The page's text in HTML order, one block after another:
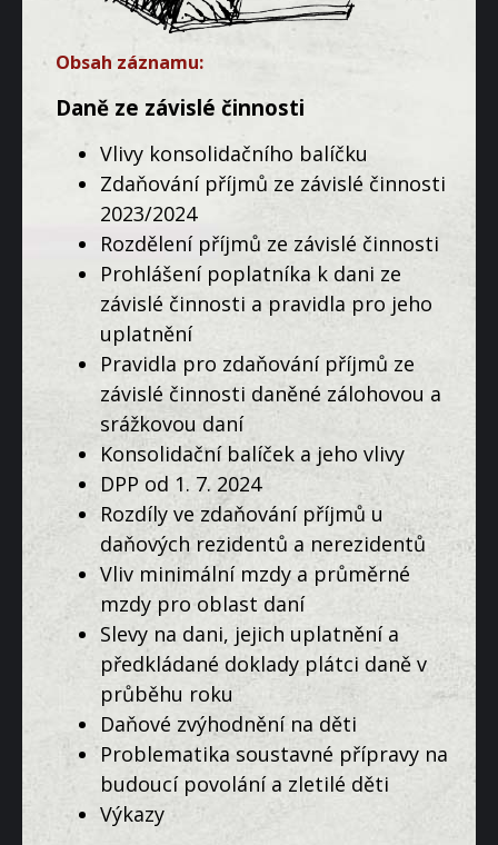
Obsah záznamu:
Daně ze závislé činnosti
Vlivy konsolidačního balíčku
Zdaňování příjmů ze závislé činnosti
2023/2024
Rozdělení příjmů ze závislé činnosti
Prohlášení poplatníka k dani ze
závislé činnosti a pravidla pro jeho
uplatnění
Pravidla pro zdaňování příjmů ze
závislé činnosti daněné zálohovou a
srážkovou daní
Konsolidační balíček a jeho vlivy
DPP od 1. 7. 2024
Rozdíly ve zdaňování příjmů u
daňových rezidentů a nerezidentů
Vliv minimální mzdy a průměrné
mzdy pro oblast daní
Slevy na dani, jejich uplatnění a
předkládané doklady plátci daně v
průběhu roku
Daňové zvýhodnění na děti
Problematika soustavné přípravy na
budoucí povolání a zletilé děti
Výkazy